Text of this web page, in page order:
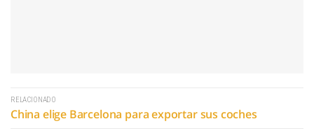
RELACIONADO
China elige Barcelona para exportar sus coches